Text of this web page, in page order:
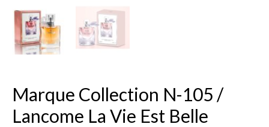
Marque Collection N-105 /
Lancome La Vie Est Belle